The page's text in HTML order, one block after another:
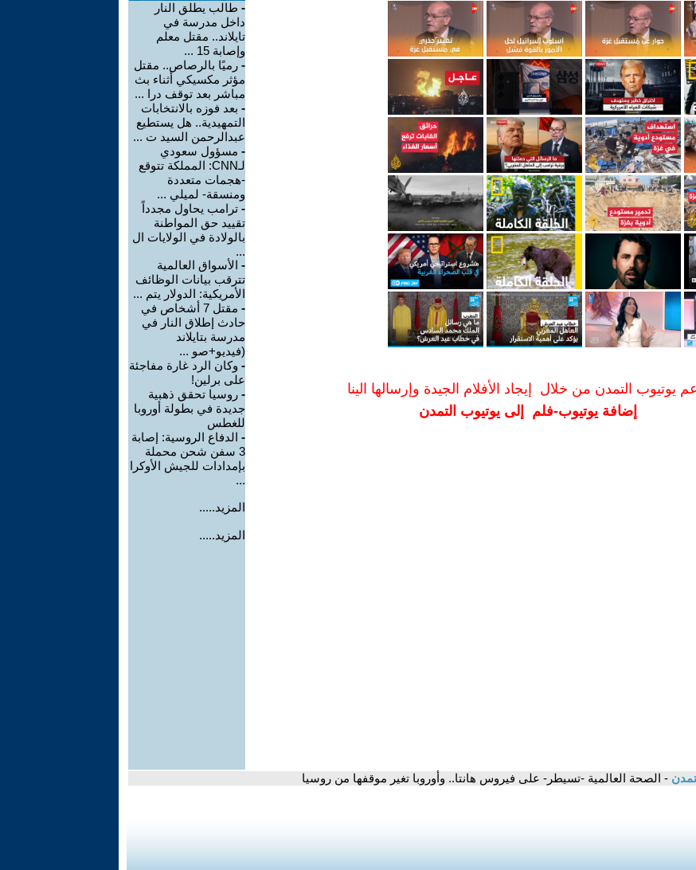
يوتيوب التمدن من خلال إيجاد الأفلام الجيدة وإرسالها الينا
إضافة يوتيوب-فلم إلى يوتيوب التمدن
- طالب يطلق النار
داخل مدرسة في
تايلاند.. مقتل معلم
وإصابة 15 ...
- رميًا بالرصاص.. مقتل
مؤثر مكسيكي أثناء بث
مباشر بعد توقف درا ...
- بعد فوزه بالانتخابات
التمهيدية.. هل يستطيع
عبدالرحمن السيد ت ...
- مسؤول سعودي
لـCNN: المملكة تتوقع
-هجمات متعددة
ومنسقة- لميلي ...
- ترامب يحاول مجدداً
تقييد حق المواطنة
بالولادة في الولايات ال
...
- الأسواق العالمية
تترقب بيانات الوظائف
الأمريكية: الدولار يتم ...
-
مقتل 7 أشخاص في
حادث إطلاق النار في
مدرسة بتايلاند
(فيديو+صو ...
- وكان الرد غارة مفاجئة
على برلين!
- روسيا تحقق ذهبية
جديدة في بطولة أوروبا
للغطس
- الدفاع الروسية: إصابة
3 سفن شحن محملة
بإمدادات للجيش الأوكرا
...
المزيد.....
المزيد.....
- الصحة العالمية -تسيطر- على فيروس هانتا.. وأوروبا تغير موقفها من روسيا